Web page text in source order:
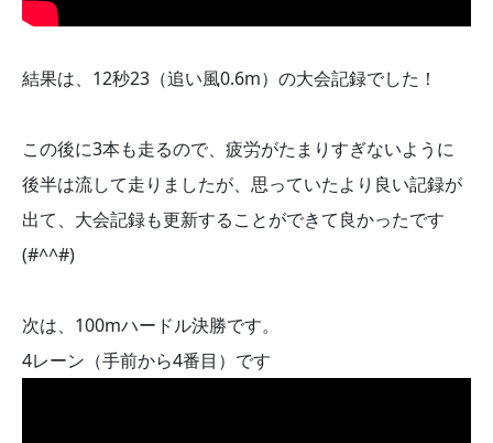
結果は、12秒23（追い風0.6m）の大会記録でした！
この後に3本も走るので、疲労がたまりすぎないように
後半は流して走りましたが、思っていたより良い記録が
出て、大会記録も更新することができて良かったです
(#^^#)
次は、100mハードル決勝です。
4レーン（手前から4番目）です